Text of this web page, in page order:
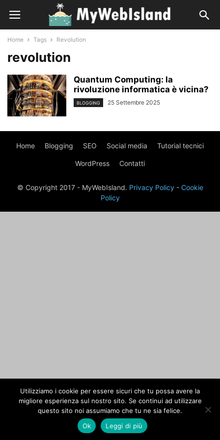
Home Tags Revolution
revolution
Quantum Computing: la
rivoluzione informatica è vicina?
BLOGGING 25 Settembre 2025
Home Blogging SEO Social media Tutorial tecnici
WordPress Contatti
© Copyright 2017 - MyWebIsland. Privacy Policy- Cookie
Policy
Utilizziamo i cookie per essere sicuri che tu possa avere la
migliore esperienza sul nostro sito. Se continui ad utilizzare
questo sito noi assumiamo che tu ne sia felice.
Ok
Leggi di più